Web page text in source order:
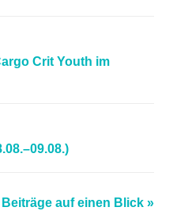
Crit Youth im
auf einen Blick »